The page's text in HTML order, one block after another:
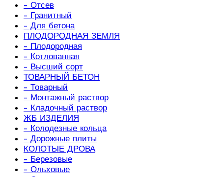
- Отсев
- Гранитный
- Для бетона
ПЛОДОРОДНАЯ ЗЕМЛЯ
- Плодородная
- Котлованная
- Высший сорт
ТОВАРНЫЙ БЕТОН
- Товарный
- Монтажный раствор
- Кладочный раствор
ЖБ ИЗДЕЛИЯ
- Колодезные кольца
- Дорожные плиты
КОЛОТЫЕ ДРОВА
- Березовые
- Ольховые